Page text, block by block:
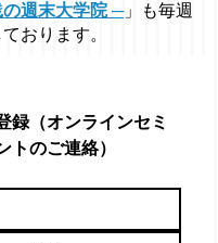
週末大学院 ─」も毎週
おります。
録（オンラインセミ
トのご連絡）